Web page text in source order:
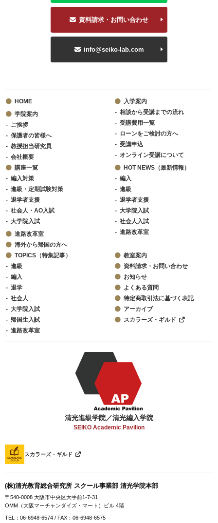
資料請求・お問い合わせ
info@seiko-lab.com
HOME
学院案内
ご挨拶
保護者の皆様へ
教授担当研究員
会社概要
入学案内
相談から受講までの流れ
受講費用一覧
ローンをご検討の方へ
受講申込
オンライン受講について
講座一覧
編入対策
進級・定期試験対策
退学者支援
社会人・AO入試
大学院入試
進路改革室
海外から帰国の方へ
HOT NEWS（最新情報）
編入
進級
退学者支援
大学院入試
社会人入試
進路改革室
TOPICS（特集記事）
進級
編入
退学
社会人
大学院入試
帰国生入試
進路改革室
教室案内
資料請求・お問い合わせ
お知らせ
よくある質問
特定商取引法に基づく表記
アーカイブ
スカラーズ・ギルド
清光進級学院／清光編入学院
SEIKO Academic Pavilion
スカラーズ・ギルド
(株)清光教育総合研究所 スクール事業部 清光学院本部
〒540-0008 大阪市中央区大手前1-7-31
OMM（大阪マーチャンダイズ・マート）ビル 4階
TEL：06-6948-6574 / FAX：06-6948-6575